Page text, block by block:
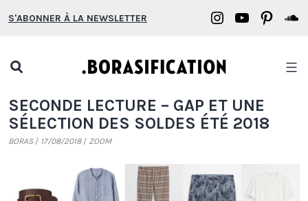
au
S'ABONNER À LA NEWSLETTER
Borasification
popup
SECONDE LECTURE – GAP ET UNE
SÉLECTION DES SOLDES ÉTÉ 2018
BORAS 17/08/2018 ZOOM